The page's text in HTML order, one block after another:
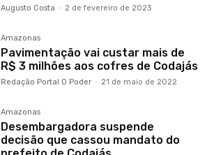
Augusto Costa - 2 de fevereiro de 2023
Amazonas
Pavimentação vai custar mais de
R$ 3 milhões aos cofres de Codajás
Redação Portal O Poder - 21 de maio de 2022
Amazonas
Desembargadora suspende
decisão que cassou mandato do